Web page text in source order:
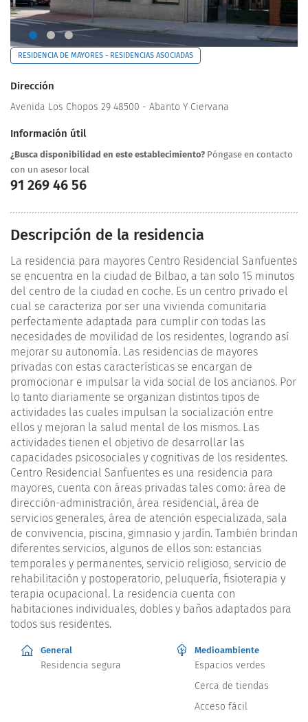
RESIDENCIA DE MAYORES - RESIDENCIAS ASOCIADAS
Dirección
Avenida Los Chopos 29 48500 - Abanto Y Ciervana
Información útil
¿Busca disponibilidad en este establecimiento? Póngase en contacto
con un asesor local
91 269 46 56
Descripción de la residencia
La residencia para mayores Centro Residencial Sanfuentes
se encuentra en la ciudad de Bilbao, a tan solo 15 minutos
del centro de la ciudad en coche. Es un centro privado el
cual se caracteriza por ser una vivienda comunitaria
perfectamente adaptada para cumplir con todas las
necesidades de movilidad de los residentes, logrando así
mejorar su autonomía. Las residencias de mayores
privadas con estas características se encargan de
promocionar e impulsar la vida social de los ancianos. Por
lo tanto diariamente se organizan distintos tipos de
actividades las cuales impulsan la socialización entre
ellos y mejoran la salud mental de los mismos. Las
actividades tienen el objetivo de desarrollar las
capacidades psicosociales y cognitivas de los residentes.
Centro Residencial Sanfuentes es una residencia para
mayores, cuenta con áreas privadas tales como: área de
dirección-administración, área residencial, área de
servicios generales, área de atención especializada, sala
de convivencia, piscina, gimnasio y jardín. También brindan
diferentes servicios, algunos de ellos son: estancias
temporales y permanentes, servicio religioso, servicio de
rehabilitación y postoperatorio, peluquería, fisioterapia y
terapia ocupacional. La residencia cuenta con
habitaciones individuales, dobles y baños adaptados para
todos sus residentes.
General
Residencia segura
Medioambiente
Espacios verdes
Cerca de tiendas
Acceso fácil